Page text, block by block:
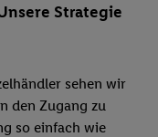
Strategie
sehen wir
den Zugang zu
so einfach wie